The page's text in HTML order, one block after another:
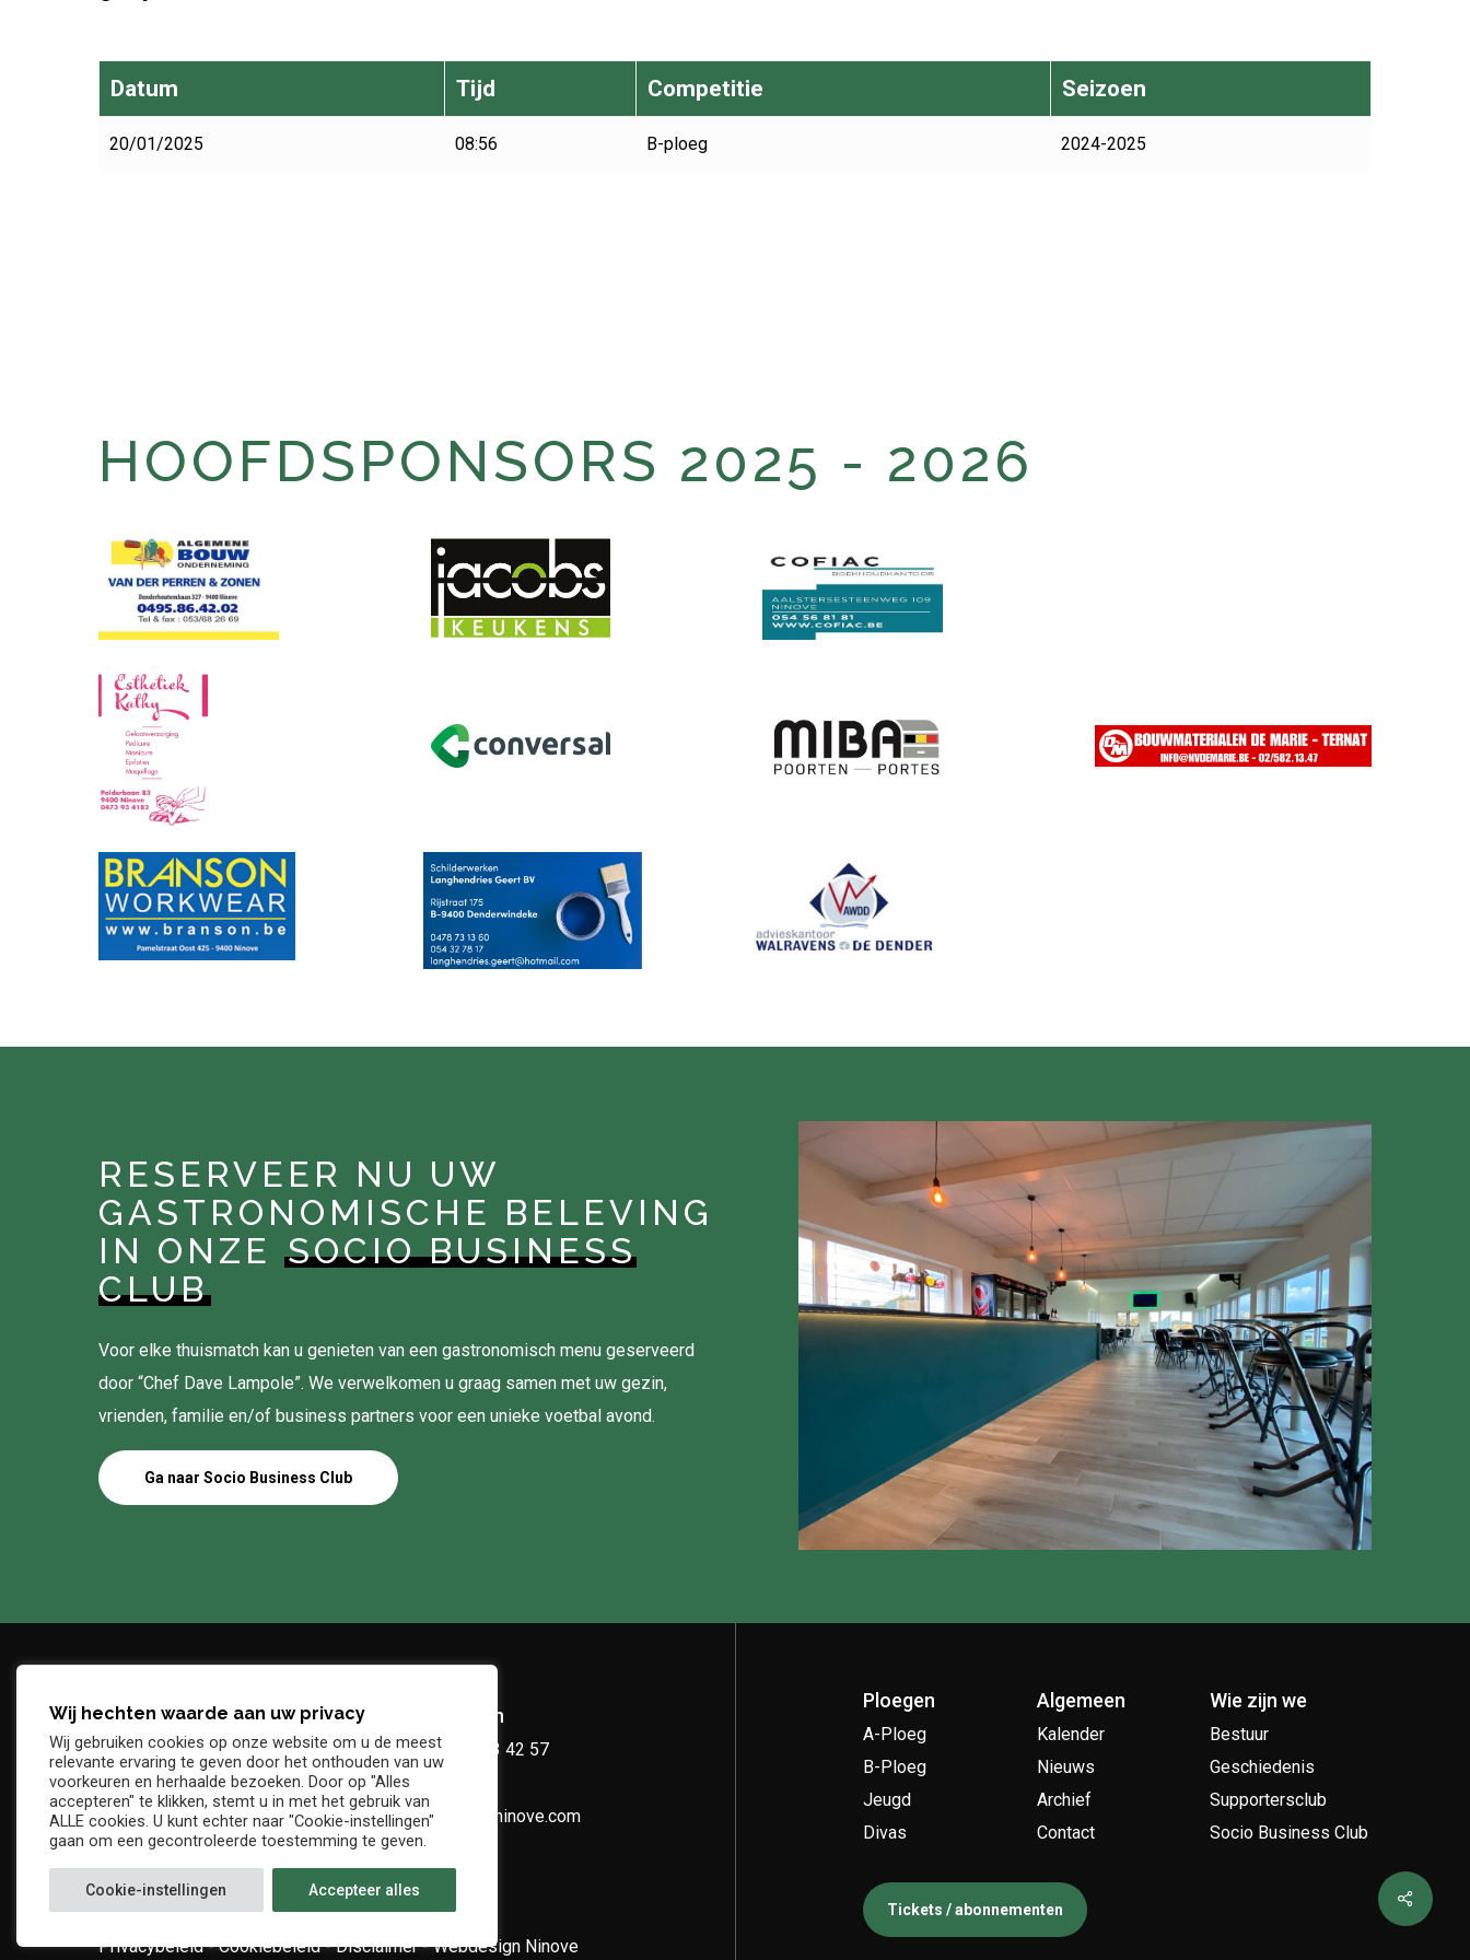
Datum Tijd Competitie Seizoen
20/01/2025 08:56 B-ploeg 2024-2025
HOOFDSPONSORS 2025 - 2026
RESERVEER NU UW
GASTRONOMISCHE BELEVING
IN ONZESOCIO BUSINESS
CLUB
Voor elke thuismatch kan u genieten van een gastronomisch menu geserveerd
door “Chef Dave Lampole”. We verwelkomen u graag samen met uw gezin,
vrienden, familie en/of business partners voor een unieke voetbal avond.
Ga naar Socio Business Club
Adres
Denderstraat, z/n
9402 Ninove
Telefoon
+32 54 33 42 57
info@kvkninove.com
Privacybeleid-Cookiebeleid-Disclaimer-Webdesign Ninove
Ploegen
A-Ploeg
B-Ploeg
Jeugd
Divas
Algemeen
Kalender
Nieuws
Archief
Contact
Wie zijn we
Bestuur
Geschiedenis
Supportersclub
Socio Business Club
Tickets / abonnementen
Wij hechten waarde aan uw privacy
Wij gebruiken cookies op onze website om u de meest
relevante ervaring te geven door het onthouden van uw
voorkeuren en herhaalde bezoeken. Door op "Alles
accepteren" te klikken, stemt u in met het gebruik van
ALLE cookies. U kunt echter naar "Cookie-instellingen"
gaan om een gecontroleerde toestemming te geven.
Cookie-instellingen Accepteer alles